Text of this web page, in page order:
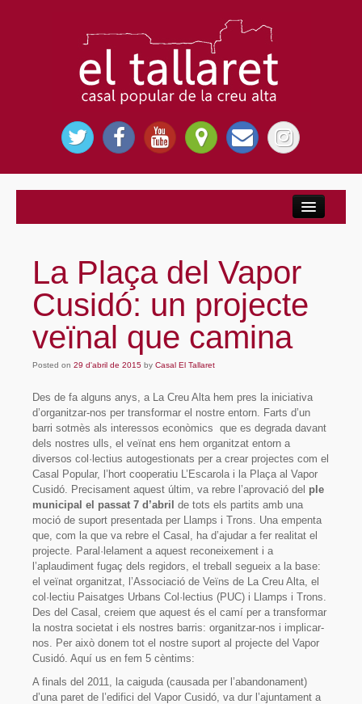
El Casal Popular
Per què El Tallaret?
Entitats
Sòcies i socis
Organització
On som?
Projecte
Activitats
Parelles lingüístiques
Material
Documents fundacionals
Octavetes
Plafons
Videos
La Plaça del Vapor
Cusidó: un projecte
veïnal que camina
Posted on 29 d'abril de 2015 by Casal El Tallaret
Des de fa alguns anys, a La Creu Alta hem pres la iniciativa
d’organitzar-nos per transformar el nostre entorn. Farts d’un
barri sotmès als interessos econòmics que es degrada davant
dels nostres ulls, el veïnat ens hem organitzat entorn a
diversos col·lectius autogestionats per a crear projectes com el
Casal Popular, l’hort cooperatiu L’Escarola i la Plaça al Vapor
Cusidó. Precisament aquest últim, va rebre l’aprovació del ple
municipal el passat 7 d’abril de tots els partits amb una
moció de suport presentada per Llamps i Trons. Una empenta
que, com la que va rebre el Casal, ha d’ajudar a fer realitat el
projecte. Paral·lelament a aquest reconeixement i a
l’aplaudiment fugaç dels regidors, el treball segueix a la base:
el veïnat organitzat, l’Associació de Veïns de La Creu Alta, el
col·lectiu Paisatges Urbans Col·lectius (PUC) i Llamps i Trons.
Des del Casal, creiem que aquest és el camí per a transformar
la nostra societat i els nostres barris: organitzar-nos i implicar-
nos. Per això donem tot el nostre suport al projecte del Vapor
Cusidó. Aquí us en fem 5 cèntims:
A finals del 2011, la caiguda (causada per l’abandonament)
d’una paret de l’edifici del Vapor Cusidó, va dur l’ajuntament a